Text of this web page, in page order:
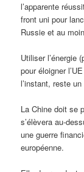
l’apparente
front uni pour
Russie et au
Utiliser l’énergie
pour éloigner
l’instant, reste un
La Chine doit se
s’élèvera au-
une guerre
européenne.